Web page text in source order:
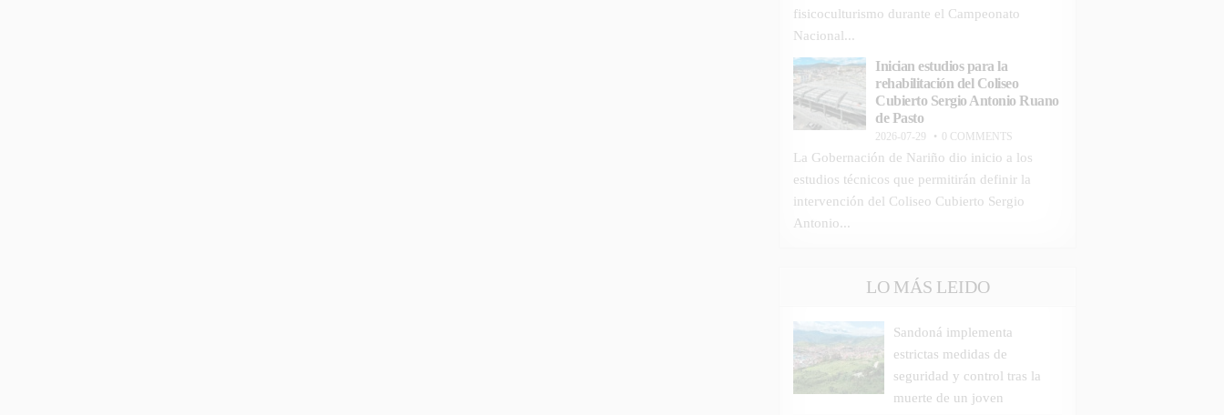
fisicoculturismo durante el Campeonato
Nacional...
Inician estudios para la
rehabilitación del Coliseo
Cubierto Sergio Antonio Ruano
de Pasto
2026-07-29 0 COMMENTS
La Gobernación de Nariño dio inicio a los
estudios técnicos que permitirán definir la
intervención del Coliseo Cubierto Sergio
Antonio...
LO MÁS LEIDO
Sandoná implementa
estrictas medidas de
seguridad y control tras la
muerte de un joven